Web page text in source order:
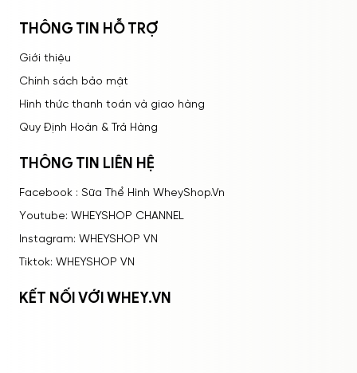
THÔNG TIN HỖ TRỢ
Giới thiệu
Chính sách bảo mật
Hình thức thanh toán và giao hàng
Quy Định Hoàn & Trả Hàng
THÔNG TIN LIÊN HỆ
Facebook : Sữa Thể Hình WheyShop.Vn
Youtube: WHEYSHOP CHANNEL
Instagram: WHEYSHOP VN
Tiktok: WHEYSHOP VN
KẾT NỐI VỚI WHEY.VN